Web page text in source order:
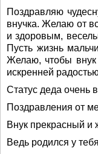
Поздравляю
внучка. Желаю от
и здоровым,
Пусть жизнь
Желаю, чтобы внук
искренней
Статус деда очень
Поздравления от
Внук прекрасный и
Ведь родился у